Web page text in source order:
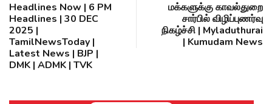
Headlines Now | 6 PM
Headlines | 30 DEC
2025 |
TamilNewsToday |
Latest News | BJP |
DMK | ADMK | TVK
மக்களுக்கு காவல்துறை
சார்பில் விழிப்புணர்வு
நிகழ்ச்சி | Myladuthurai
| Kumudam News